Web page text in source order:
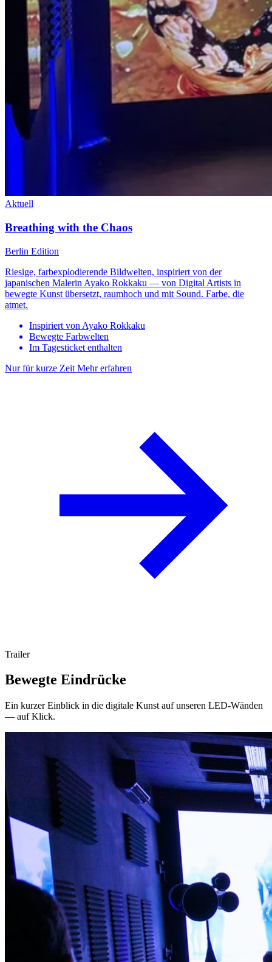
Aktuell
Breathing with the Chaos
Berlin Edition
Riesige, farbexplodierende Bildwelten, inspiriert von der
japanischen Malerin Ayako Rokkaku — von Digital Artists in
bewegte Kunst übersetzt, raumhoch und mit Sound. Farbe, die
atmet.
Inspiriert von Ayako Rokkaku
Bewegte Farbwelten
Im Tagesticket enthalten
Nur für kurze Zeit Mehr erfahren
Trailer
Bewegte Eindrücke
Ein kurzer Einblick in die digitale Kunst auf unseren LED-Wänden
— auf Klick.